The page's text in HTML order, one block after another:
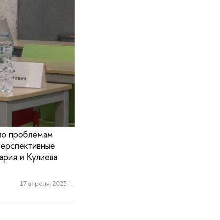
проблемам
и Кулиева
17 апреля, 2023 г.